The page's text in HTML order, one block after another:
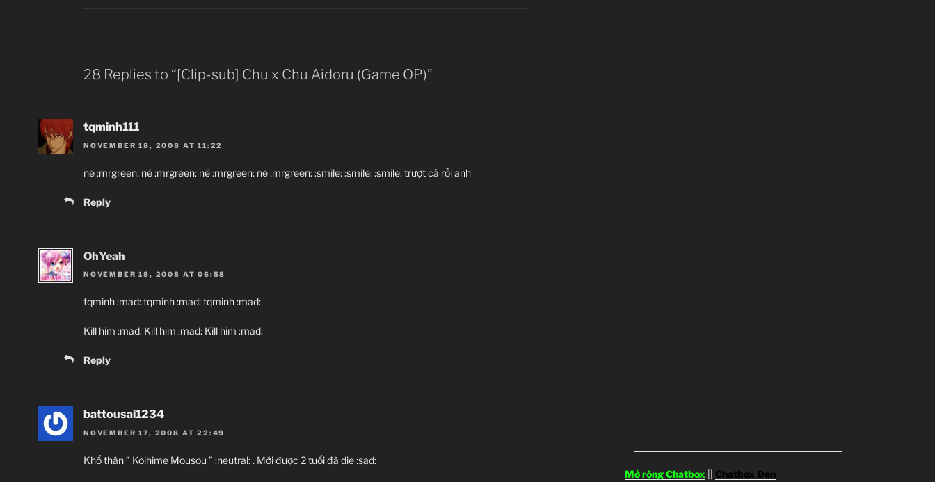
28 Replies to “[Clip-sub] Chu x Chu Aidoru (Game OP)”
tqminh111
NOVEMBER 18, 2008 AT 11:22
né :mrgreen: né :mrgreen: né :mrgreen: né :mrgreen: :smile: :smile: :smile: trượt cả rồi anh
Reply
OhYeah
NOVEMBER 18, 2008 AT 06:58
tqminh :mad: tqminh :mad: tqminh :mad:
Kill him :mad: Kill him :mad: Kill him :mad:
Reply
battousai1234
NOVEMBER 17, 2008 AT 22:49
Khổ thân ” Koihime Mousou ” :neutral: . Mới được 2 tuổi đã die :sad:
Mở rộng Chatbox Chatbox Đen